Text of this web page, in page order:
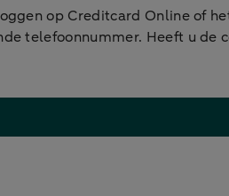
op Creditcard Online of
telefoonnummer. Heeft u